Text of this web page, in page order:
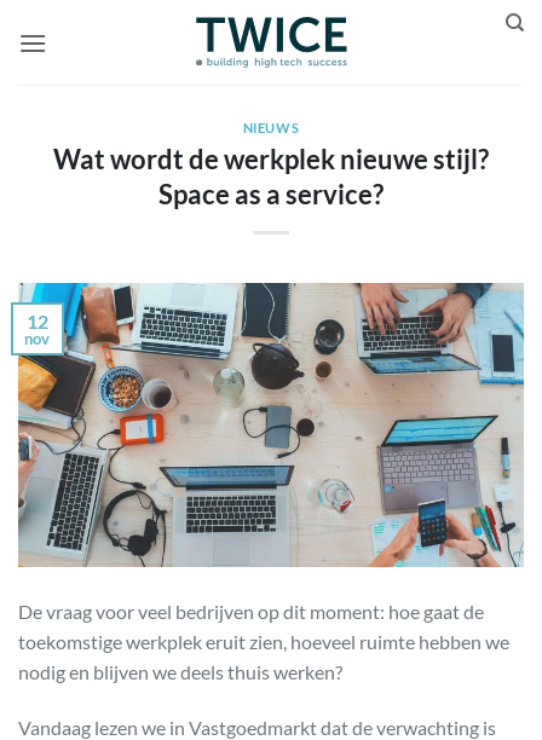
naar
NIEUWS
Wat wordt de werkplek nieuwe stijl?
Space as a service?
12
nov
De vraag voor veel bedrijven op dit moment: hoe gaat de
toekomstige werkplek eruit zien, hoeveel ruimte hebben we
nodig en blijven we deels thuis werken?
Vandaag lezen we in Vastgoedmarkt dat de verwachting is